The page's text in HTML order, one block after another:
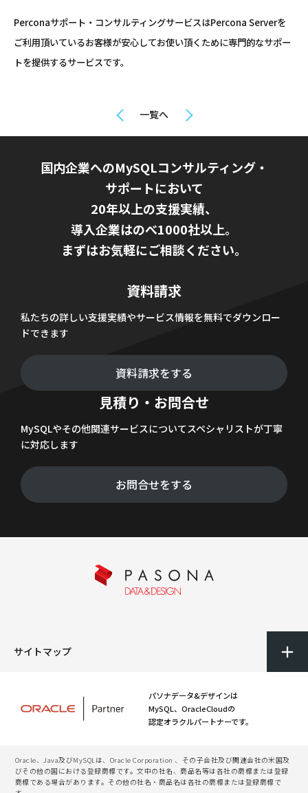
Perconaサポート・コンサルティングサービスはPercona Serverを
ご利用頂いているお客様が安心してお使い頂くために専門的なサポー
トを提供するサービスです。
一覧へ
国内企業へのMySQLコンサルティング・
サポートにおいて
20年以上の支援実績、
導入企業はのべ1000社以上。
まずはお気軽にご相談ください。
資料請求
私たちの詳しい支援実績やサービス情報を無料でダウンロー
ドできます
資料請求をする
見積り・お問合せ
MySQLやその他関連サービスについてスペシャリストが丁寧
に対応します
お問合せをする
サイトマップ
パソナデータ&デザインは
MySQL、OracleCloudの
認定オラクルパートナーです。
Oracle、Java及びMySQLは、Oracle Corporation 、その子会社及び関連会社の米国及
びその他の国における登録商標です。文中の社名、商品名等は各社の商標または登録
商標である場合があります。その他の社名・商品名は各社の商標または登録商標で